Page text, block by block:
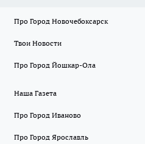
Про Город Новочебоксарск
Твои Новости
Про Город Йошкар-Ола
Наша Газета
Про Город Иваново
Про Город Ярославль